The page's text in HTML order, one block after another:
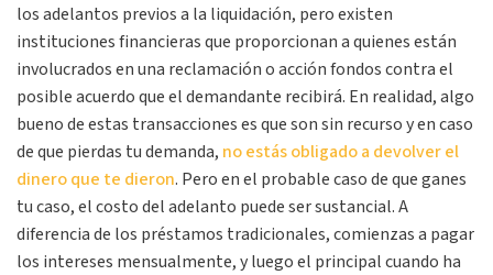
los adelantos previos a la liquidación, pero existen
instituciones financieras que proporcionan a quienes están
involucrados en una reclamación o acción fondos contra el
posible acuerdo que el demandante recibirá. En realidad, algo
bueno de estas transacciones es que son sin recurso y en caso
de que pierdas tu demanda, no estás obligado a devolver el
dinero que te dieron. Pero en el probable caso de que ganes
tu caso, el costo del adelanto puede ser sustancial. A
diferencia de los préstamos tradicionales, comienzas a pagar
los intereses mensualmente, y luego el principal cuando ha